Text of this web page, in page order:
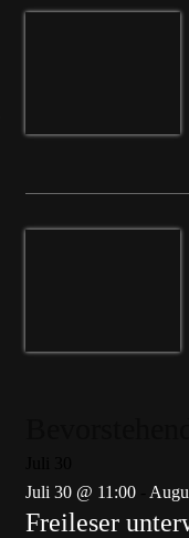
Juli 30 @ 11:00
Freileser